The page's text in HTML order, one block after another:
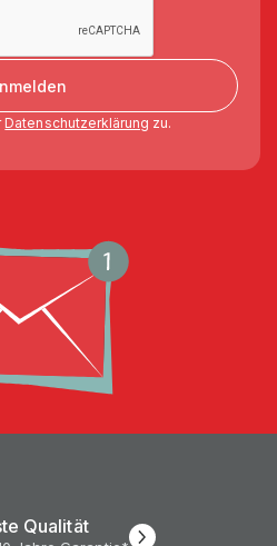
Datenschutzerklärung zu.
Qualität